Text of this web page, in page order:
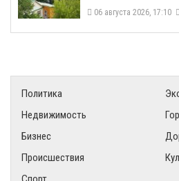
06 августа 2026, 17:10
Политика
Недвижимость
Бизнес
Происшествия